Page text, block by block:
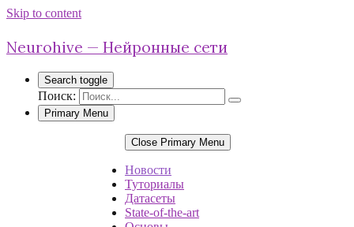
Skip to content
Neurohive — Нейронные сети
Search toggle
Поиск:
Primary Menu
Close Primary Menu
Новости
Туториалы
Датасеты
State-of-the-art